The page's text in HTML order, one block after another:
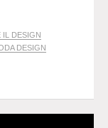
IL DESIGN
DESIGN